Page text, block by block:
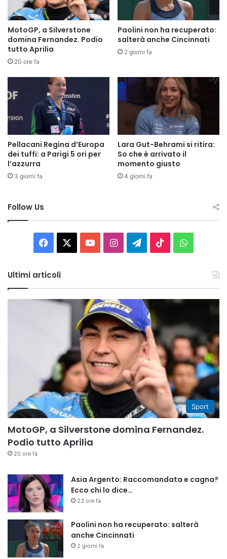
MotoGP, a Silverstone
domina Fernandez. Podio
tutto Aprilia
20 ore fa
Paolini non ha recuperato:
salterà anche Cincinnati
2 giorni fa
Pellacani Regina d’Europa
dei tuffi: a Parigi 5 ori per
l’azzurra
3 giorni fa
Lara Gut-Behrami si ritira:
So che è arrivato il
momento giusto
4 giorni fa
Follow Us
Facebook You InstagramTelegram
TikTok
Ultimi articoli
Sport
MotoGP, a Silverstone domina Fernandez.
Podio tutto Aprilia
20 ore fa
Asia Argento: Raccomandata e cagna?
Ecco chi lo dice…
23 ore fa
Paolini non ha recuperato: salterà
anche Cincinnati
2 giorni fa